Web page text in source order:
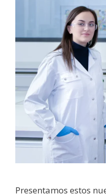
Presentamos estos